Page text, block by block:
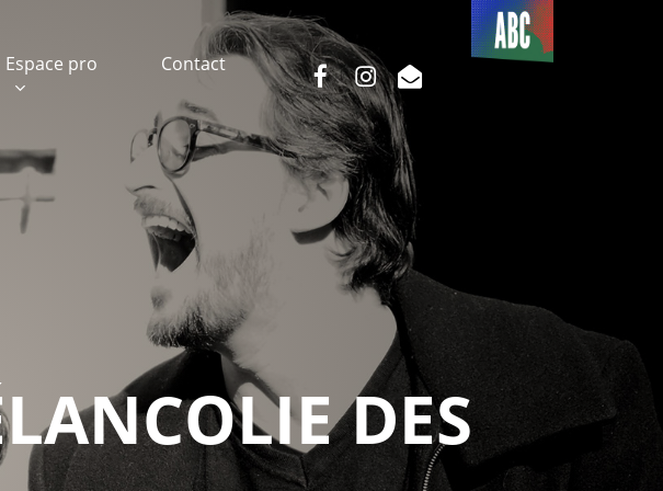
Espace pro Contact
Du côté
de l’ABC
facebookinstagram
email
DES